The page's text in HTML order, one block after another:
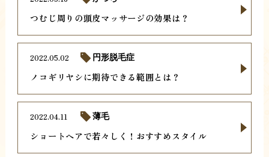
つむじ周りの頭皮マッサージの効果は？
ノコギリヤシに期待できる範囲とは？
2022.05.02 円形脱毛症
ショートヘアで若々しく！おすすめスタイル
2022.04.11 薄毛